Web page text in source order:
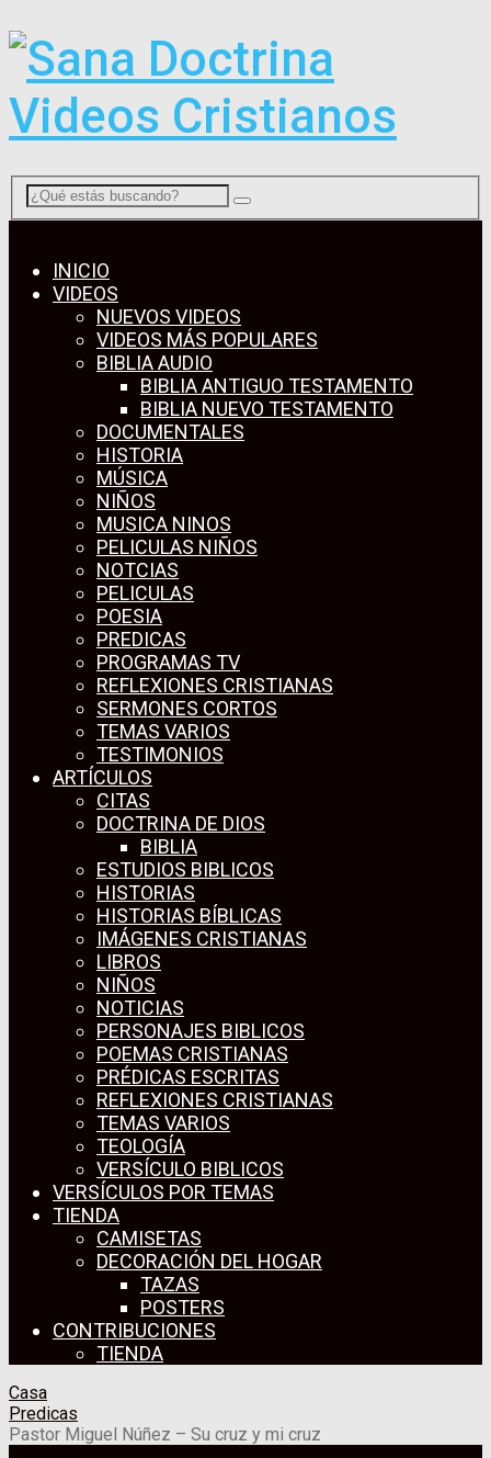
INICIO
VIDEOS
NUEVOS VIDEOS
VIDEOS MÁS POPULARES
BIBLIA AUDIO
BIBLIA ANTIGUO TESTAMENTO
BIBLIA NUEVO TESTAMENTO
DOCUMENTALES
HISTORIA
MÚSICA
NIÑOS
MUSICA NINOS
PELICULAS NIÑOS
NOTCIAS
PELICULAS
POESIA
PREDICAS
PROGRAMAS TV
REFLEXIONES CRISTIANAS
SERMONES CORTOS
TEMAS VARIOS
TESTIMONIOS
ARTÍCULOS
CITAS
DOCTRINA DE DIOS
BIBLIA
ESTUDIOS BIBLICOS
HISTORIAS
HISTORIAS BÍBLICAS
IMÁGENES CRISTIANAS
LIBROS
NIÑOS
NOTICIAS
PERSONAJES BIBLICOS
POEMAS CRISTIANAS
PRÉDICAS ESCRITAS
REFLEXIONES CRISTIANAS
TEMAS VARIOS
TEOLOGÍA
VERSÍCULO BIBLICOS
VERSÍCULOS POR TEMAS
TIENDA
CAMISETAS
DECORACIÓN DEL HOGAR
TAZAS
POSTERS
CONTRIBUCIONES
TIENDA
Casa
Predicas
Pastor Miguel Núñez – Su cruz y mi cruz